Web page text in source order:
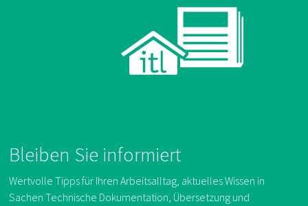
Bleiben Sie informiert
Wertvolle Tipps für Ihren Arbeitsalltag, aktuelles Wissen in
Sachen Technische Dokumentation, Übersetzung und